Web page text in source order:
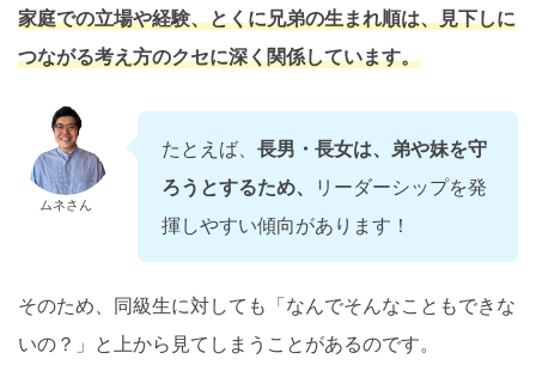
家庭での立場や経験、とくに兄弟の生まれ順は、見下しに
つながる考え方のクセに深く関係しています。
ムネさん
たとえば、 長男・長女は、弟や妹を守
ろうとするため、
リーダーシップを発
揮しやすい傾向があります！
そのため、同級生に対しても「なんでそんなこともできな
いの？」と上から見てしまうことがあるのです。